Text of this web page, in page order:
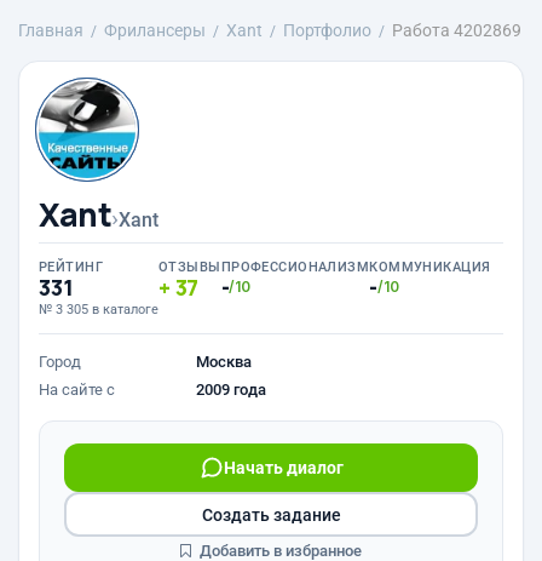
Главная Фрилансеры Xant Портфолио Работа 4202869
Xant›Xant
РЕЙТИНГ
331
№ 3 305 в каталоге
ОТЗЫВЫ
37
ПРОФЕССИОНАЛИЗМ
-/10
КОММУНИКАЦИЯ
-/10
Город
Москва
На сайте с
2009 года
Начать диалог
Создать задание
Добавить в избранное